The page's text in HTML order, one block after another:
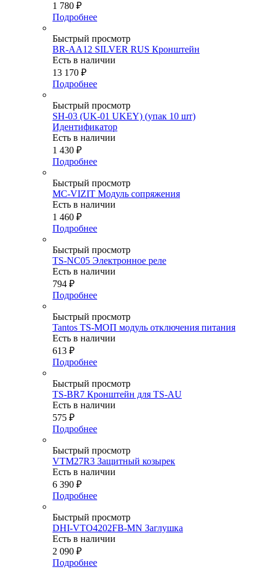
1 780 ₽
Подробнее
Быстрый просмотр
BR-AA12 SILVER RUS Кронштейн
Есть в наличии
13 170 ₽
Подробнее
Быстрый просмотр
SH-03 (UK-01 UKEY) (упак 10 шт)
Идентификатор
Есть в наличии
1 430 ₽
Подробнее
Быстрый просмотр
MC-VIZIT Модуль сопряжения
Есть в наличии
1 460 ₽
Подробнее
Быстрый просмотр
TS-NC05 Электронное реле
Есть в наличии
794 ₽
Подробнее
Быстрый просмотр
Tantos TS-МОП модуль отключения питания
Есть в наличии
613 ₽
Подробнее
Быстрый просмотр
TS-BR7 Кронштейн для TS-AU
Есть в наличии
575 ₽
Подробнее
Быстрый просмотр
VTM27R3 Защитный козырек
Есть в наличии
6 390 ₽
Подробнее
Быстрый просмотр
DHI-VTO4202FB-MN Заглушка
Есть в наличии
2 090 ₽
Подробнее